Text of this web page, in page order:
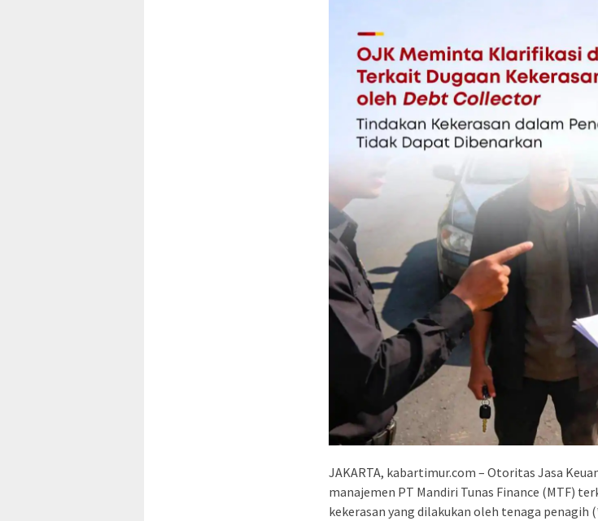
JAKARTA, kabartimur.com – Otoritas Jasa
manajemen PT Mandiri Tunas Finance (MTF)
kekerasan yang dilakukan oleh tenaga